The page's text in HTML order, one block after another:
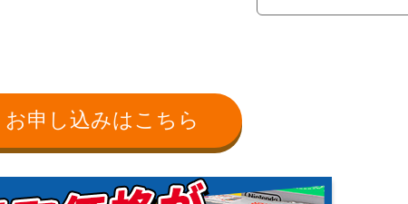
お申し込みはこちら